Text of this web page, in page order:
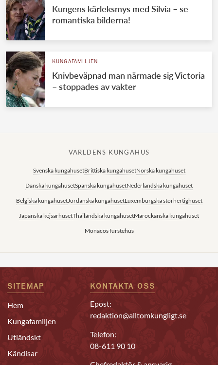
Kungens kärleksmys med Silvia – se
romantiska bilderna!
KUNGAFAMILJEN
Knivbeväpnad man närmade sig Victoria
– stoppades av vakter
VÄRLDENS KUNGAHUS
Svenska kungahusetBrittiska kungahusetNorska kungahuset
Danska kungahusetSpanska kungahusetNederländska kungahuset
Belgiska kungahusetJordanska kungahusetLuxemburgska storhertighuset
Japanska kejsarhusetThailändska kungahusetMarockanska kungahuset
Monacos furstehus
SITEMAP
Hem
Kungafamiljen
Utländskt
Kändisar
KONTAKTA OSS
Epost:
redaktion@alltomkungligt.se
Telefon:
08-611 90 10